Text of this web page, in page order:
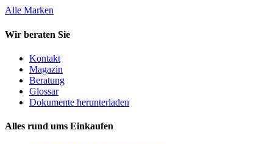
Alle Marken
Wir beraten Sie
Kontakt
Magazin
Beratung
Glossar
Dokumente herunterladen
Alles rund ums Einkaufen